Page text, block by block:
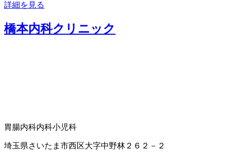
詳細を見る
橋本内科クリニック
胃腸内科内科小児科
埼玉県さいたま市西区大字中野林２６２－２